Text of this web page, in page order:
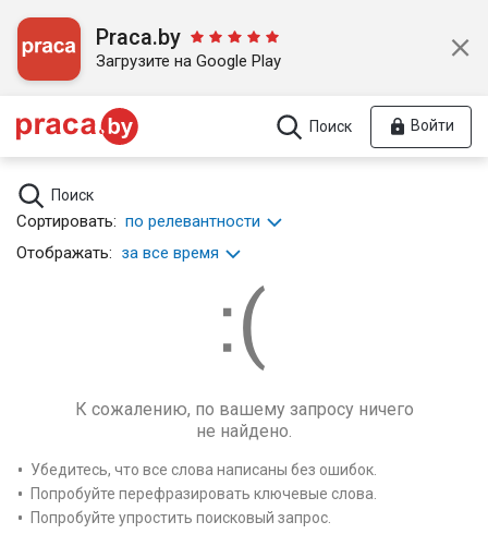
Praca.by
Загрузите на Google Play
Поиск Войти
Поиск
Сортировать: по релевантности
Отображать: за все время
К сожалению, по вашему запросу ничего
не найдено.
Убедитесь, что все слова написаны без ошибок.
Попробуйте перефразировать ключевые слова.
Попробуйте упростить поисковый запрос.